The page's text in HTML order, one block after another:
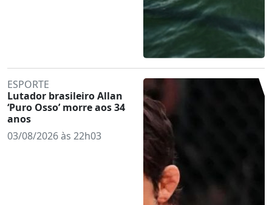
ESPORTE
Lutador brasileiro Allan
‘Puro Osso’ morre aos 34
anos
03/08/2026 às 22h03